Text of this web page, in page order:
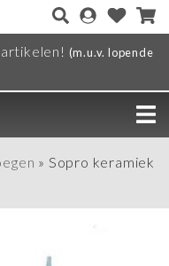
(m.u.v. lopende
» Sopro keramiek